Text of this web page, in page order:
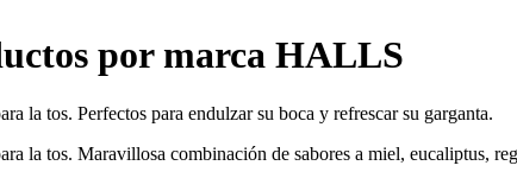
por marca HALLS
la tos. Perfectos para endulzar su boca y refrescar su garganta.
la tos. Maravillosa combinación de sabores a miel, eucaliptus,